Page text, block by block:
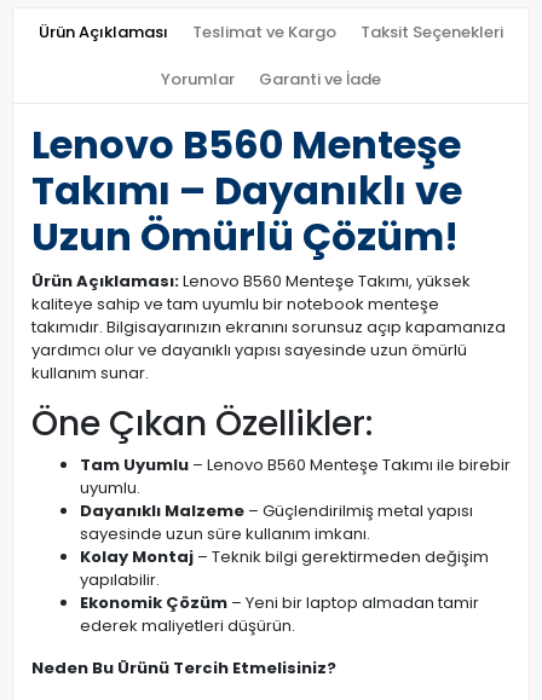
Ürün Açıklaması Teslimat ve Kargo Taksit Seçenekleri
Yorumlar Garanti ve İade
Lenovo B560 Menteşe
Takımı – Dayanıklı ve
Uzun Ömürlü Çözüm!
Ürün Açıklaması:Lenovo B560 Menteşe Takımı, yüksek
kaliteye sahip ve tam uyumlu bir notebook menteşe
takımıdır. Bilgisayarınızın ekranını sorunsuz açıp kapamanıza
yardımcı olur ve dayanıklı yapısı sayesinde uzun ömürlü
kullanım sunar.
Öne Çıkan Özellikler:
Tam Uyumlu – Lenovo B560 Menteşe Takımı ile birebir
uyumlu.
Dayanıklı Malzeme – Güçlendirilmiş metal yapısı
sayesinde uzun süre kullanım imkanı.
Kolay Montaj – Teknik bilgi gerektirmeden değişim
yapılabilir.
Ekonomik Çözüm – Yeni bir laptop almadan tamir
ederek maliyetleri düşürün.
Neden Bu Ürünü Tercih Etmelisiniz?